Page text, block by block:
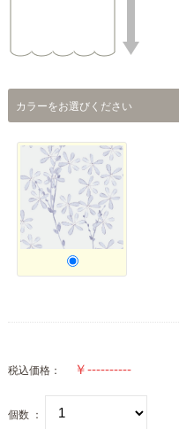
カラーをお選びください
税込価格：
個数 ：